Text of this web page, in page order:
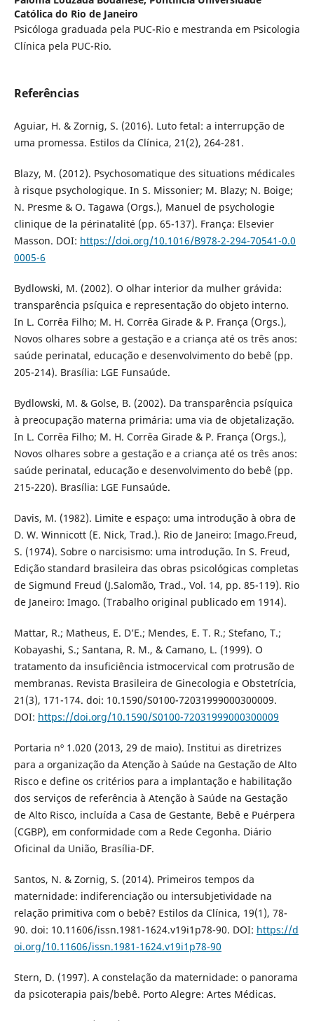
Católica do Rio de Janeiro
Psicóloga graduada pela PUC-Rio e mestranda em Psicologia
Clínica pela PUC-Rio.
Referências
Aguiar, H. & Zornig, S. (2016). Luto fetal: a interrupção de
uma promessa. Estilos da Clínica, 21(2), 264-281.
Blazy, M. (2012). Psychosomatique des situations médicales
à risque psychologique. In S. Missonier; M. Blazy; N. Boige;
N. Presme & O. Tagawa (Orgs.), Manuel de psychologie
clinique de la périnatalité (pp. 65-137). França: Elsevier
Masson. DOI: https://doi.org/10.1016/B978-2-294-70541-0.0
0005-6
Bydlowski, M. (2002). O olhar interior da mulher grávida:
transparência psíquica e representação do objeto interno.
In L. Corrêa Filho; M. H. Corrêa Girade & P. França (Orgs.),
Novos olhares sobre a gestação e a criança até os três anos:
saúde perinatal, educação e desenvolvimento do bebê (pp.
205-214). Brasília: LGE Funsaúde.
Bydlowski, M. & Golse, B. (2002). Da transparência psíquica
à preocupação materna primária: uma via de objetalização.
In L. Corrêa Filho; M. H. Corrêa Girade & P. França (Orgs.),
Novos olhares sobre a gestação e a criança até os três anos:
saúde perinatal, educação e desenvolvimento do bebê (pp.
215-220). Brasília: LGE Funsaúde.
Davis, M. (1982). Limite e espaço: uma introdução à obra de
D. W. Winnicott (E. Nick, Trad.). Rio de Janeiro: Imago.Freud,
S. (1974). Sobre o narcisismo: uma introdução. In S. Freud,
Edição standard brasileira das obras psicológicas completas
de Sigmund Freud (J.Salomão, Trad., Vol. 14, pp. 85-119). Rio
de Janeiro: Imago. (Trabalho original publicado em 1914).
Mattar, R.; Matheus, E. D’E.; Mendes, E. T. R.; Stefano, T.;
Kobayashi, S.; Santana, R. M., & Camano, L. (1999). O
tratamento da insuficiência istmocervical com protrusão de
membranas. Revista Brasileira de Ginecologia e Obstetrícia,
21(3), 171-174. doi: 10.1590/S0100-72031999000300009.
DOI: https://doi.org/10.1590/S0100-72031999000300009
Portaria nº 1.020 (2013, 29 de maio). Institui as diretrizes
para a organização da Atenção à Saúde na Gestação de Alto
Risco e define os critérios para a implantação e habilitação
dos serviços de referência à Atenção à Saúde na Gestação
de Alto Risco, incluída a Casa de Gestante, Bebê e Puérpera
(CGBP), em conformidade com a Rede Cegonha. Diário
Oficinal da União, Brasília-DF.
Santos, N. & Zornig, S. (2014). Primeiros tempos da
maternidade: indiferenciação ou intersubjetividade na
relação primitiva com o bebê? Estilos da Clínica, 19(1), 78-
90. doi: 10.11606/issn.1981-1624.v19i1p78-90. DOI: https://d
oi.org/10.11606/issn.1981-1624.v19i1p78-90
Stern, D. (1997). A constelação da maternidade: o panorama
da psicoterapia pais/bebê. Porto Alegre: Artes Médicas.